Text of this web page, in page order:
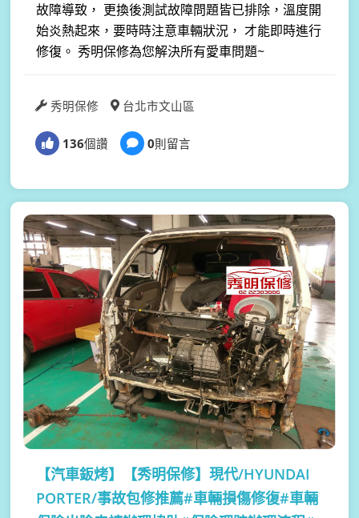
故障導致， 更換後測試故障問題皆已排除，溫度開
始炎熱起來，要時時注意車輛狀況， 才能即時進行
修復。 秀明保修為您解決所有愛車問題~
秀明保修 台北市文山區
136個讚 0則留言
【汽車鈑烤】
【秀明保修】現代/HYUNDAI
PORTER/事故包修推薦#車輛損傷修復#車輛